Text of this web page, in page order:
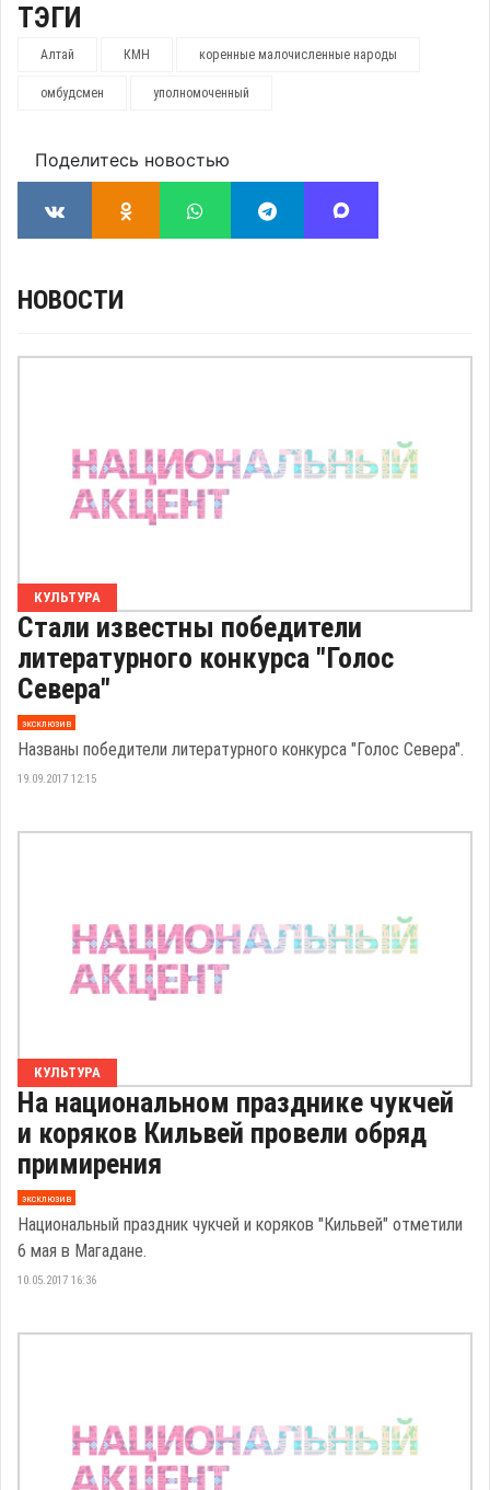
ТЭГИ
Алтай КМН коренные малочисленные народы
омбудсмен уполномоченный
Поделитесь новостью
НОВОСТИ
КУЛЬТУРА
Стали известны победители
литературного конкурса "Голос
Севера"
эксклюзив
Названы победители литературного конкурса "Голос Севера".
19.09.2017 12:15
КУЛЬТУРА
На национальном празднике чукчей
и коряков Кильвей провели обряд
примирения
эксклюзив
Национальный праздник чукчей и коряков "Кильвей" отметили
6 мая в Магадане.
10.05.2017 16:36